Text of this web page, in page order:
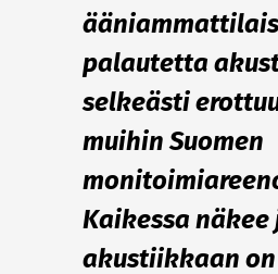
palautetta
selkeästi
muihin Suomen
Kaikessa
akustiikkaan